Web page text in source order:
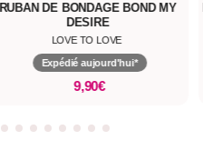
RUBAN DE BONDAGE BOND MY
DESIRE
LOVE TO LOVE
Expédié aujourd'hui*
9,90€